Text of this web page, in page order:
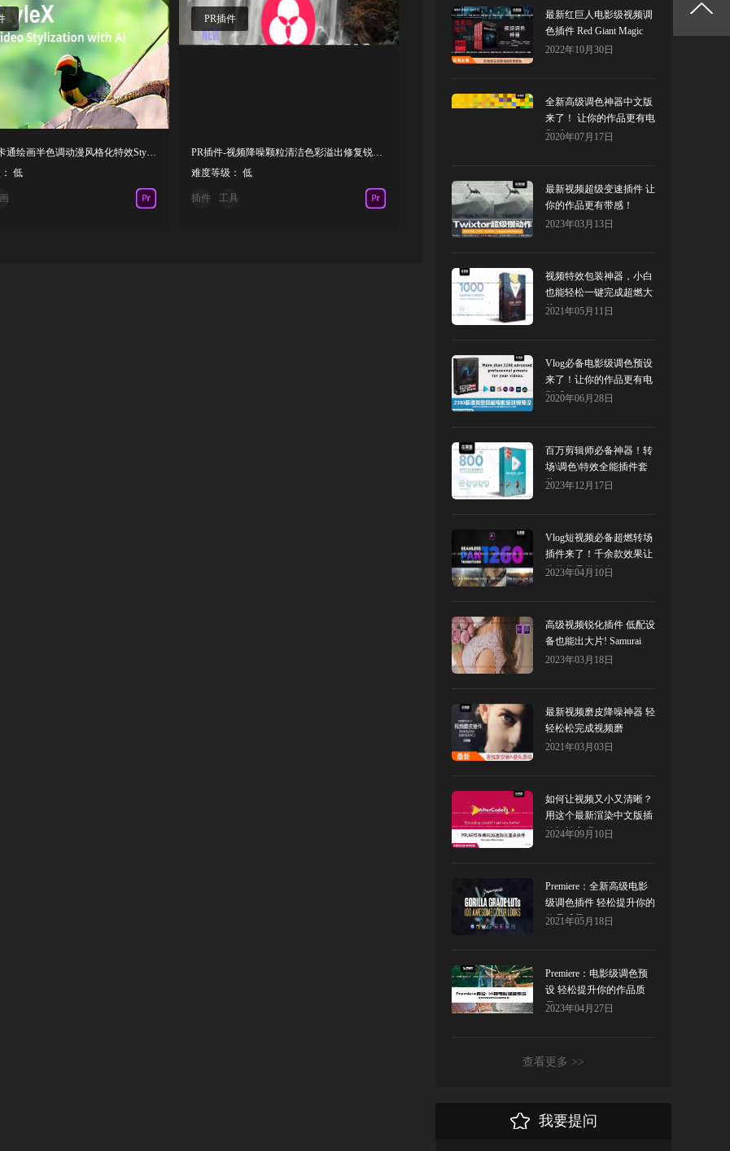
PR插件-卡通绘画半色调动漫风格化特效StyleX V1.0.2.1Mac
低
PR插件
PR插件-视频降噪颗粒清洁色彩溢出修复锐化画质增强套装
难度等级： 低
插件 工具
最新红巨人电影级视频调
色插件 Red Giant Magic
Bullet Suite
2022年10月30日
全新高级调色神器中文版
来了！ 让你的作品更有电
影感 Color Finesse
2020年07月17日
最新视频超级变速插件 让
你的作品更有带感！
Twixtor
2023年03月13日
视频特效包装神器，小白
也能轻松一键完成超燃大
片！ Video Library
2021年05月11日
Vlog必备电影级调色预设
来了！让你的作品更有电
影感！
2020年06月28日
百万剪辑师必备神器！转
场\调色\特效全能插件套
装！
2023年12月17日
Vlog短视频必备超燃转场
插件来了！千余款效果让
你的作品燃起来！
2023年04月10日
高级视频锐化插件 低配设
备也能出大片! Samurai
Sharpen
2023年03月18日
最新视频磨皮降噪神器 轻
轻松松完成视频磨
皮!Beauty box
2021年03月03日
如何让视频又小又清晰？
用这个最新渲染中文版插
件轻松实现！
2024年09月10日
Premiere：全新高级电影
级调色插件 轻松提升你的
作品质量！
2021年05月18日
Premiere：电影级调色预
设 轻松提升你的作品质
量！
2023年04月27日
查看更多 >>
我要提问